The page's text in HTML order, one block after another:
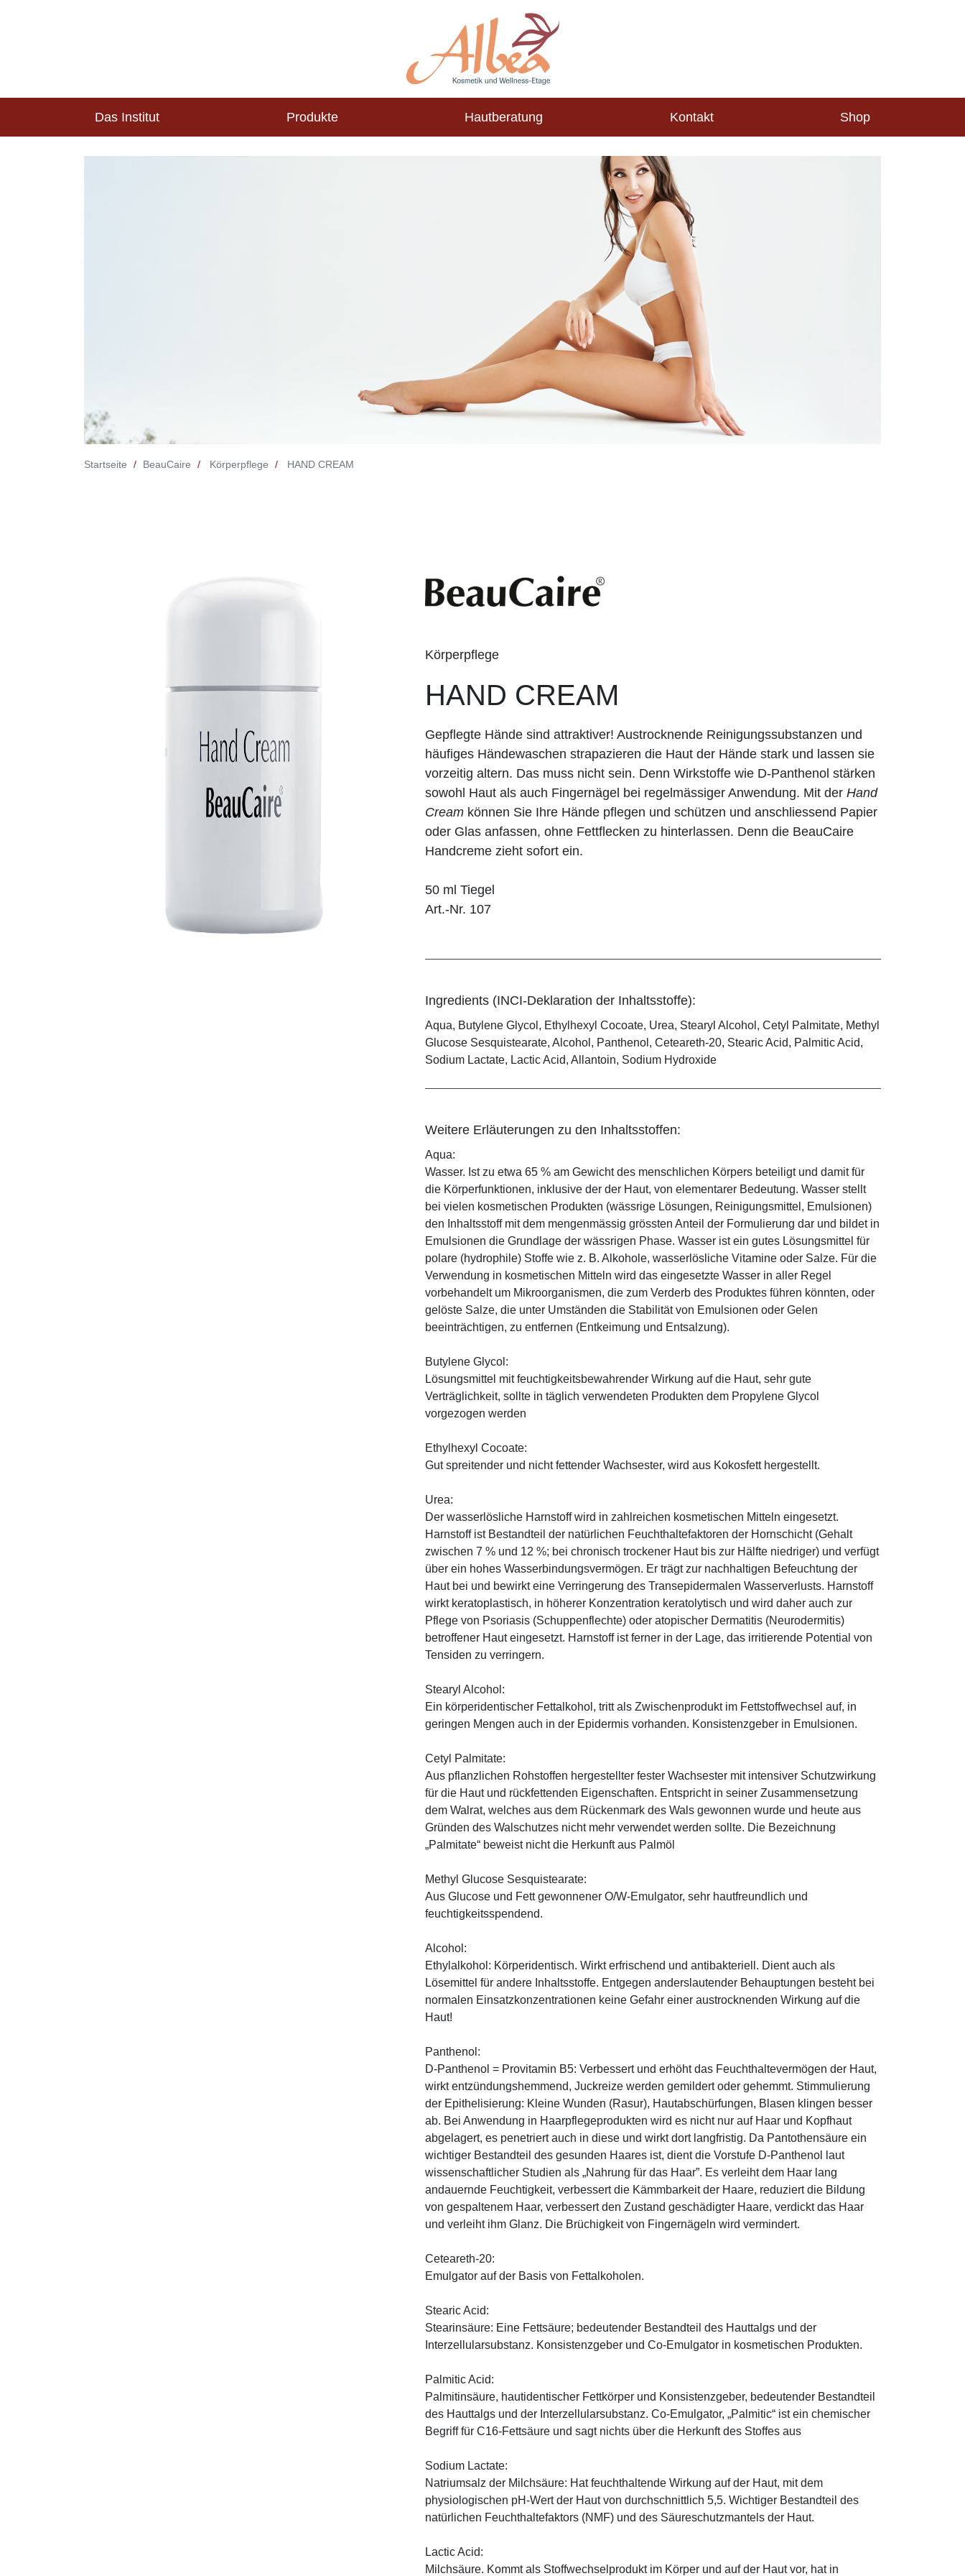
Das Institut Produkte Hautberatung Kontakt Shop
Startseite BeauCaire Körperpflege HAND CREAM
Körperpflege
HAND CREAM
Gepflegte Hände sind attraktiver! Austrocknende Reinigungssubstanzen und
häufiges Händewaschen strapazieren die Haut der Hände stark und lassen sie
vorzeitig altern. Das muss nicht sein. Denn Wirkstoffe wie D-Panthenol stärken
sowohl Haut als auch Fingernägel bei regelmässiger Anwendung. Mit der Hand
Cream können Sie Ihre Hände pflegen und schützen und anschliessend Papier
oder Glas anfassen, ohne Fettflecken zu hinterlassen. Denn die BeauCaire
Handcreme zieht sofort ein.
50 ml Tiegel
Art.-Nr. 107
Ingredients (INCI-Deklaration der Inhaltsstoffe):
Aqua, Butylene Glycol, Ethylhexyl Cocoate, Urea, Stearyl Alcohol, Cetyl Palmitate, Methyl
Glucose Sesquistearate, Alcohol, Panthenol, Ceteareth-20, Stearic Acid, Palmitic Acid,
Sodium Lactate, Lactic Acid, Allantoin, Sodium Hydroxide
Weitere Erläuterungen zu den Inhaltsstoffen:
Aqua:
Wasser. Ist zu etwa 65 % am Gewicht des menschlichen Körpers beteiligt und damit für
die Körperfunktionen, inklusive der der Haut, von elementarer Bedeutung. Wasser stellt
bei vielen kosmetischen Produkten (wässrige Lösungen, Reinigungsmittel, Emulsionen)
den Inhaltsstoff mit dem mengenmässig grössten Anteil der Formulierung dar und bildet in
Emulsionen die Grundlage der wässrigen Phase. Wasser ist ein gutes Lösungsmittel für
polare (hydrophile) Stoffe wie z. B. Alkohole, wasserlösliche Vitamine oder Salze. Für die
Verwendung in kosmetischen Mitteln wird das eingesetzte Wasser in aller Regel
vorbehandelt um Mikroorganismen, die zum Verderb des Produktes führen könnten, oder
gelöste Salze, die unter Umständen die Stabilität von Emulsionen oder Gelen
beeinträchtigen, zu entfernen (Entkeimung und Entsalzung).
Butylene Glycol:
Lösungsmittel mit feuchtigkeitsbewahrender Wirkung auf die Haut, sehr gute
Verträglichkeit, sollte in täglich verwendeten Produkten dem Propylene Glycol
vorgezogen werden
Ethylhexyl Cocoate:
Gut spreitender und nicht fettender Wachsester, wird aus Kokosfett hergestellt.
Urea:
Der wasserlösliche Harnstoff wird in zahlreichen kosmetischen Mitteln eingesetzt.
Harnstoff ist Bestandteil der natürlichen Feuchthaltefaktoren der Hornschicht (Gehalt
zwischen 7 % und 12 %; bei chronisch trockener Haut bis zur Hälfte niedriger) und verfügt
über ein hohes Wasserbindungsvermögen. Er trägt zur nachhaltigen Befeuchtung der
Haut bei und bewirkt eine Verringerung des Transepidermalen Wasserverlusts. Harnstoff
wirkt keratoplastisch, in höherer Konzentration keratolytisch und wird daher auch zur
Pflege von Psoriasis (Schuppenflechte) oder atopischer Dermatitis (Neurodermitis)
betroffener Haut eingesetzt. Harnstoff ist ferner in der Lage, das irritierende Potential von
Tensiden zu verringern.
Stearyl Alcohol:
Ein körperidentischer Fettalkohol, tritt als Zwischenprodukt im Fettstoffwechsel auf, in
geringen Mengen auch in der Epidermis vorhanden. Konsistenzgeber in Emulsionen.
Cetyl Palmitate:
Aus pflanzlichen Rohstoffen hergestellter fester Wachsester mit intensiver Schutzwirkung
für die Haut und rückfettenden Eigenschaften. Entspricht in seiner Zusammensetzung
dem Walrat, welches aus dem Rückenmark des Wals gewonnen wurde und heute aus
Gründen des Walschutzes nicht mehr verwendet werden sollte. Die Bezeichnung
„Palmitate“ beweist nicht die Herkunft aus Palmöl
Methyl Glucose Sesquistearate:
Aus Glucose und Fett gewonnener O/W-Emulgator, sehr hautfreundlich und
feuchtigkeitsspendend.
Alcohol:
Ethylalkohol: Körperidentisch. Wirkt erfrischend und antibakteriell. Dient auch als
Lösemittel für andere Inhaltsstoffe. Entgegen anderslautender Behauptungen besteht bei
normalen Einsatzkonzentrationen keine Gefahr einer austrocknenden Wirkung auf die
Haut!
Panthenol:
D-Panthenol = Provitamin B5: Verbessert und erhöht das Feuchthaltevermögen der Haut,
wirkt entzündungshemmend, Juckreize werden gemildert oder gehemmt. Stimmulierung
der Epithelisierung: Kleine Wunden (Rasur), Hautabschürfungen, Blasen klingen besser
ab. Bei Anwendung in Haarpflegeprodukten wird es nicht nur auf Haar und Kopfhaut
abgelagert, es penetriert auch in diese und wirkt dort langfristig. Da Pantothensäure ein
wichtiger Bestandteil des gesunden Haares ist, dient die Vorstufe D-Panthenol laut
wissenschaftlicher Studien als „Nahrung für das Haar”. Es verleiht dem Haar lang
andauernde Feuchtigkeit, verbessert die Kämmbarkeit der Haare, reduziert die Bildung
von gespaltenem Haar, verbessert den Zustand geschädigter Haare, verdickt das Haar
und verleiht ihm Glanz. Die Brüchigkeit von Fingernägeln wird vermindert.
Ceteareth-20:
Emulgator auf der Basis von Fettalkoholen.
Stearic Acid:
Stearinsäure: Eine Fettsäure; bedeutender Bestandteil des Hauttalgs und der
Interzellularsubstanz. Konsistenzgeber und Co-Emulgator in kosmetischen Produkten.
Palmitic Acid:
Palmitinsäure, hautidentischer Fettkörper und Konsistenzgeber, bedeutender Bestandteil
des Hauttalgs und der Interzellularsubstanz. Co-Emulgator, „Palmitic“ ist ein ­chemischer
Begriff für C16-Fettsäure und sagt nichts über die Herkunft des Stoffes aus
Sodium Lactate:
Natriumsalz der Milchsäure: Hat feuchthaltende Wirkung auf der Haut, mit dem
physiologischen pH-Wert der Haut von durchschnittlich 5,5. Wichtiger Bestandteil des
natürlichen Feuchthaltefaktors (NMF) und des Säureschutzmantels der Haut.
Lactic Acid:
Milchsäure. Kommt als Stoffwechselprodukt im Körper und auf der Haut vor, hat in